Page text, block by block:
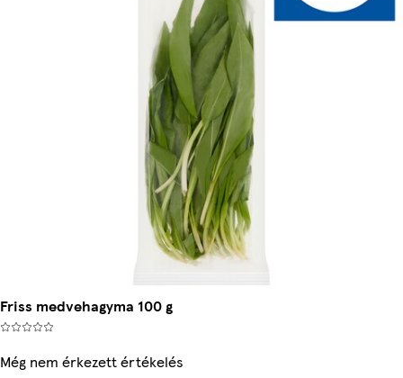
Friss medvehagyma 100 g
Még nem érkezett értékelés